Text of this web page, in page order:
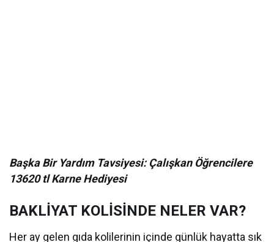
Başka Bir Yardım Tavsiyesi: Çalışkan Öğrencilere
13620 tl Karne Hediyesi
BAKLİYAT KOLİSİNDE NELER VAR?
Her ay gelen gıda kolilerinin içinde günlük hayatta sık